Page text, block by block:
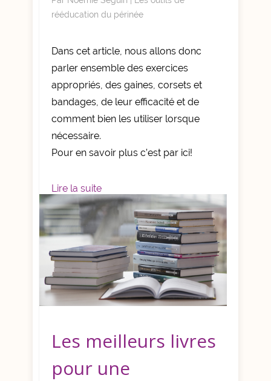
rééducation du périnée
Dans cet article, nous allons donc
parler ensemble des exercices
appropriés, des gaines, corsets et
bandages, de leur efficacité et de
comment bien les utiliser lorsque
nécessaire.
Pour en savoir plus c’est par ici!
Lire la suite
Les meilleurs livres
pour une